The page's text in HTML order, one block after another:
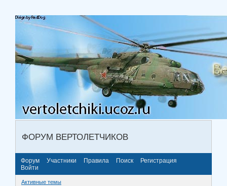
ФОРУМ ВЕРТОЛЕТЧИКОВ
Форум Участники Правила Поиск
Регистрация
Войти
Активные темы